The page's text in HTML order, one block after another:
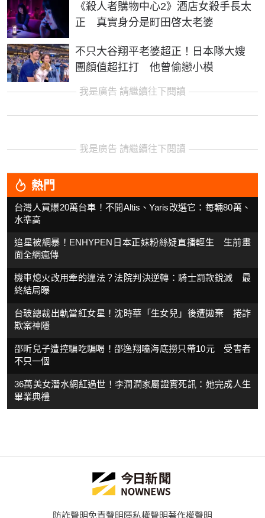
《殺人者購物中心2》酒店女殺手長太
正 真實身分是町田啓太老婆
不只大谷翔平老婆超正！日本隊大嫂
團顏值超扛打 他曾偷戀小模
我是廣告 請繼續往下閱讀
我是廣告 請繼續往下閱讀
熱門
台灣人買爆20萬台車！不開Altis、Yaris改選它：每輛80萬、
水準高
追星被網暴！ENHYPEN日本正妹粉絲疑直播輕生 生前畫
面全網瘋傳
機車熄火改用牽的違法？法院判決逆轉：騎士罰款銳減 最
終結局曝
台玻總裁出軌當紅女星！沈時華「生女兒」後遭拋棄 捲詐
欺案神隱
邵昕兒子遭控騙吃騙喝！邵逸翔嗑海底撈只帶10元 受害者
不只一個
36萬美女潛水網紅過世！李潤潤家屬證實死訊：她完成人生
畢業典禮
防詐聲明免責聲明隱私權聲明著作權聲明